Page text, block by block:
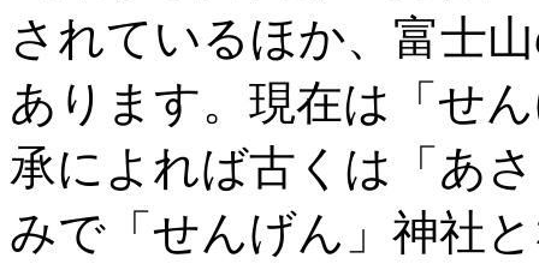
されているほか、富士
あります。現在は「せ
承によれば古くは「あ
みで「せんげん」神社